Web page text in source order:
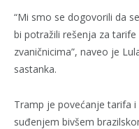
“Mi smo se dogovorili da
bi potražili rešenja za
zvaničnicima”, naveo je
sastanka.
Tramp je povećanje tarifa
suđenjem bivšem